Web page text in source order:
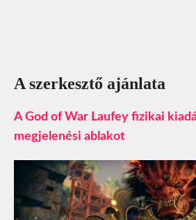
A szerkesztő ajánlata
A God of War Laufey fizikai
megjelenési ablakot